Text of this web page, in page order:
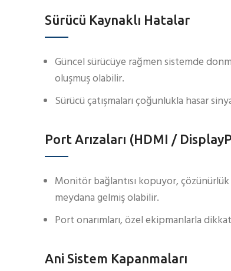
Sürücü Kaynaklı Hatalar
Güncel sürücüye rağmen sistemde
oluşmuş olabilir.
Sürücü çatışmaları çoğunlukla hasar
Port Arızaları (HDMI /
Monitör bağlantısı kopuyor, çözünürlük
meydana gelmiş olabilir.
Port onarımları, özel ekipmanlarla
Ani Sistem Kapanmaları